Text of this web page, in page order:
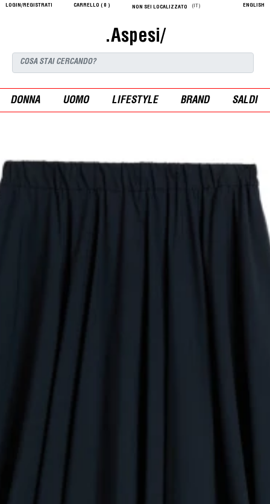
LOGIN/REGISTRATI CARRELLO ( 0 ) NON SEI LOCALIZZATO (IT) ENGLISH
.Aspesi/
DONNA UOMO LIFESTYLE BRAND SALDI